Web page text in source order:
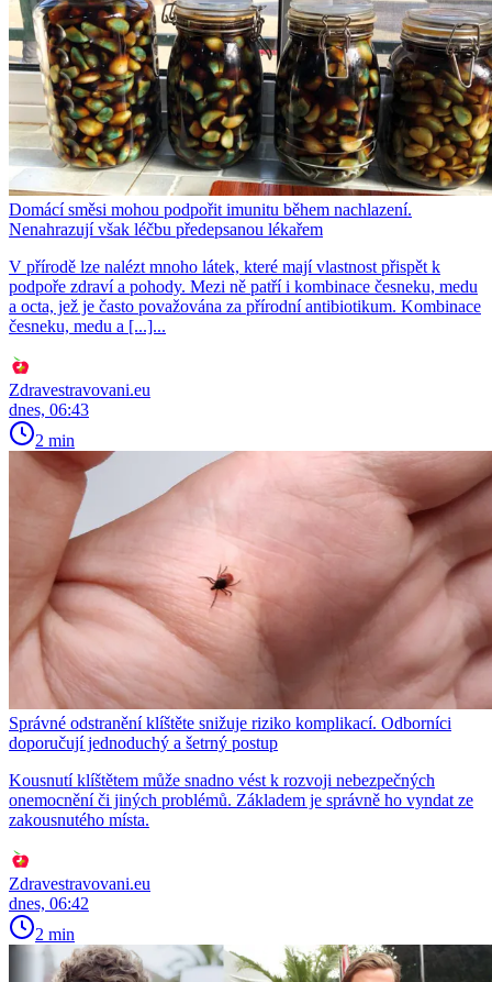
Domácí směsi mohou podpořit imunitu během nachlazení.
Nenahrazují však léčbu předepsanou lékařem
V přírodě lze nalézt mnoho látek, které mají vlastnost přispět k
podpoře zdraví a pohody. Mezi ně patří i kombinace česneku, medu
a octa, jež je často považována za přírodní antibiotikum. Kombinace
česneku, medu a [...]...
Zdravestravovani.eu
dnes, 06:43
2 min
Správné odstranění klíštěte snižuje riziko komplikací. Odborníci
doporučují jednoduchý a šetrný postup
Kousnutí klíštětem může snadno vést k rozvoji nebezpečných
onemocnění či jiných problémů. Základem je správně ho vyndat ze
zakousnutého místa.
Zdravestravovani.eu
dnes, 06:42
2 min